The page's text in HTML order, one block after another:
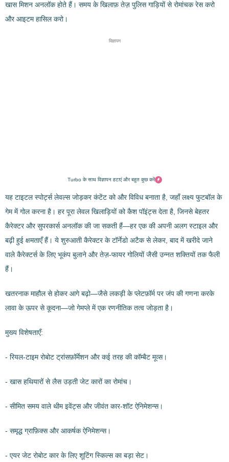
खास मिशन अनलॉक होते हैं। समय के खिलाफ़ तेज़ पुलिस गाड़ियों से रोमांचक रेस करो
और आइटम हासिल करो।
विज्ञापन
Turbo के साथ विज्ञापन हटाएं और बहुत कुछ करें
यह टाइटल स्पोर्ट्स लेवल्स जोड़कर कंटेंट को और विविध बनाता है, जहाँ लक्ष्य फुटबॉल के
गेम में गोल करना है। हर पूरा लेवल खिलाड़ियों को कैश पॉइंट्स देता है, जिनसे बेहतर
कैरेक्टर और सुपरकार्स अनलॉक की जा सकती हैं—हर एक की अपनी अलग स्टाइल और
बढ़ी हुई क्षमताएँ हैं। ये शुरुआती कैरेक्टर के टॉर्नेडो अटैक से लेकर, बाद में खरीदे जाने
वाले कैरेक्टर्स के लिए भूकंप बुलाने और तेज़-फायर गोलियों जैसी उन्नत शक्तियों तक फैली
हैं।
खतरनाक माहौल से होकर आगे बढ़ो—जैसे लकड़ी के प्लेटफ़ॉर्म पर जंप की गणना करके
लावा के ऊपर से कूदना—जो गेमप्ले में एक रणनीतिक तत्व जोड़ता है।
मुख्य विशेषताएँ:
- रियल-टाइम रोबोट ट्रांसफ़ॉर्मेशन और कई तरह की कॉम्बैट मूव्स।
- खास हथियारों से लैस उड़ती जेट कारों का रोमांच।
- सीमित समय वाले थीम इवेंट्स और जीवंत कार-शॉट ऐनिमेशन्स।
- समृद्ध ग्राफ़िक्स और आकर्षक ऐनिमेशन्स।
- एयर जेट रोबोट कार के लिए शूटिंग स्किल्स का बड़ा सेट।